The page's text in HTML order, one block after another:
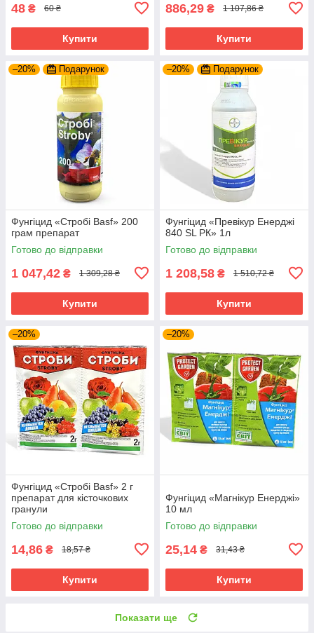
48 ₴ 60 ₴
Купити
886,29 ₴ 1 107,86 ₴
Купити
–20% Подарунок
Фунгіцид «Стробі Basf» 200
грам препарат
Готово до відправки
1 047,42 ₴ 1 309,28 ₴
Купити
–20% Подарунок
Фунгіцид «Превікур Енерджі
840 SL РК» 1л
Готово до відправки
1 208,58 ₴ 1 510,72 ₴
Купити
–20%
Фунгіцид «Стробі Basf» 2 г
препарат для кісточкових
гранули
Готово до відправки
14,86 ₴ 18,57 ₴
Купити
–20%
Фунгіцид «Магнікур Енерджі»
10 мл
Готово до відправки
25,14 ₴ 31,43 ₴
Купити
Показати ще